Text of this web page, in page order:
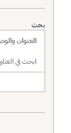
بحث
نطاق البحث